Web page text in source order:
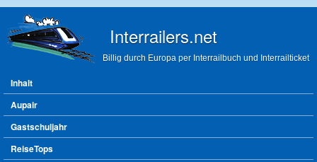
Interrailers.net
Billig durch Europa per Interrailbuch und Interrailticket
Hauptmenü
Inhalt
Aupair
Gastschuljahr
ReiseTops